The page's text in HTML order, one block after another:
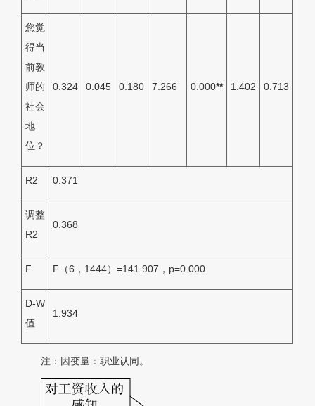
您觉
得当
前教
师的
社会
地
位？
0.324 0.045 0.180 7.266 0.000** 1.402 0.713
R2 0.371
调整
R2
0.368
F F （6，1444）=141.907， p=0.000
D-W
值
1.934
注：因变量：职业认同。